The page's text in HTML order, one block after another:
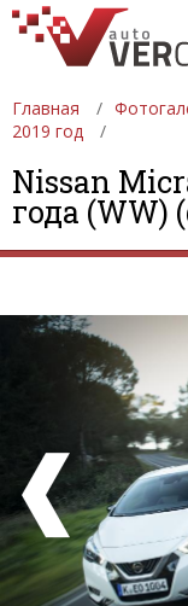
Главная
2019 год
Nissan
года (WW)
АВТОСАЛОНЫ